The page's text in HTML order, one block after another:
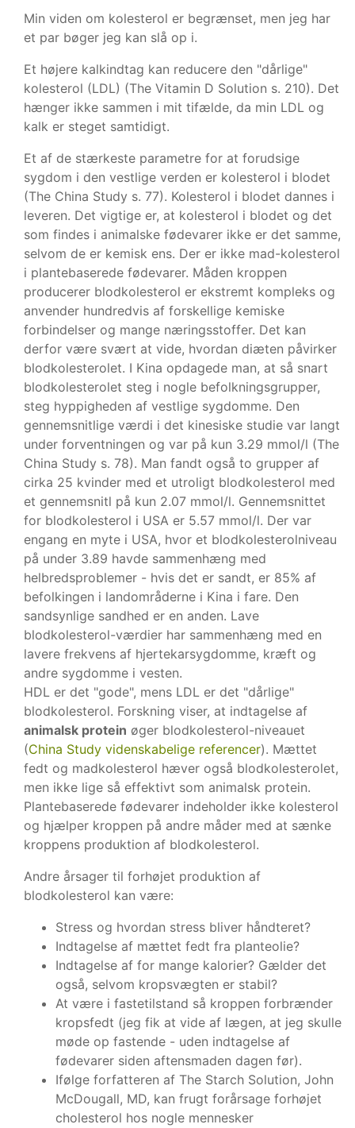
Min viden om kolesterol er begrænset, men jeg har
et par bøger jeg kan slå op i.
Et højere kalkindtag kan reducere den "dårlige"
kolesterol (LDL) (The Vitamin D Solution s. 210). Det
hænger ikke sammen i mit tifælde, da min LDL og
kalk er steget samtidigt.
Et af de stærkeste parametre for at forudsige
sygdom i den vestlige verden er kolesterol i blodet
(The China Study s. 77). Kolesterol i blodet dannes i
leveren. Det vigtige er, at kolesterol i blodet og det
som findes i animalske fødevarer ikke er det samme,
selvom de er kemisk ens. Der er ikke mad-kolesterol
i plantebaserede fødevarer. Måden kroppen
producerer blodkolesterol er ekstremt kompleks og
anvender hundredvis af forskellige kemiske
forbindelser og mange næringsstoffer. Det kan
derfor være svært at vide, hvordan diæten påvirker
blodkolesterolet. I Kina opdagede man, at så snart
blodkolesterolet steg i nogle befolkningsgrupper,
steg hyppigheden af vestlige sygdomme. Den
gennemsnitlige værdi i det kinesiske studie var langt
under forventningen og var på kun 3.29 mmol/l (The
China Study s. 78). Man fandt også to grupper af
cirka 25 kvinder med et utroligt blodkolesterol med
et gennemsnitl på kun 2.07 mmol/l. Gennemsnittet
for blodkolesterol i USA er 5.57 mmol/l. Der var
engang en myte i USA, hvor et blodkolesterolniveau
på under 3.89 havde sammenhæng med
helbredsproblemer - hvis det er sandt, er 85% af
befolkingen i landområderne i Kina i fare. Den
sandsynlige sandhed er en anden. Lave
blodkolesterol-værdier har sammenhæng med en
lavere frekvens af hjertekarsygdomme, kræft og
andre sygdomme i vesten.
HDL er det "gode", mens LDL er det "dårlige"
blodkolesterol. Forskning viser, at indtagelse af
animalsk protein øger blodkolesterol-niveauet
(China Study videnskabelige referencer). Mættet
fedt og madkolesterol hæver også blodkolesterolet,
men ikke lige så effektivt som animalsk protein.
Plantebaserede fødevarer indeholder ikke kolesterol
og hjælper kroppen på andre måder med at sænke
kroppens produktion af blodkolesterol.
Andre årsager til forhøjet produktion af
blodkolesterol kan være:
Stress og hvordan stress bliver håndteret?
Indtagelse af mættet fedt fra planteolie?
Indtagelse af for mange kalorier? Gælder det
også, selvom kropsvægten er stabil?
At være i fastetilstand så kroppen forbrænder
kropsfedt (jeg fik at vide af lægen, at jeg skulle
møde op fastende - uden indtagelse af
fødevarer siden aftensmaden dagen før).
Ifølge forfatteren af The Starch Solution, John
McDougall, MD, kan frugt forårsage forhøjet
cholesterol hos nogle mennesker